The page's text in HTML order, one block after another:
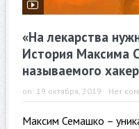
«На лекарства
История Максима
называемого
on: 19 октября, 2019 Нет
Максим Семашко –